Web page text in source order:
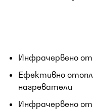
Инфрачервено
Ефективно
нагреватели
Инфрачервено